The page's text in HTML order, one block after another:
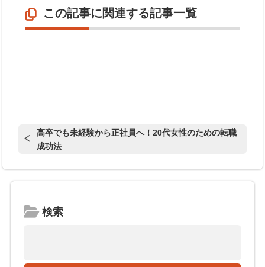
この記事に関連する記事一覧
高卒でも未経験から正社員へ！20代女性のための転職
成功法
検索